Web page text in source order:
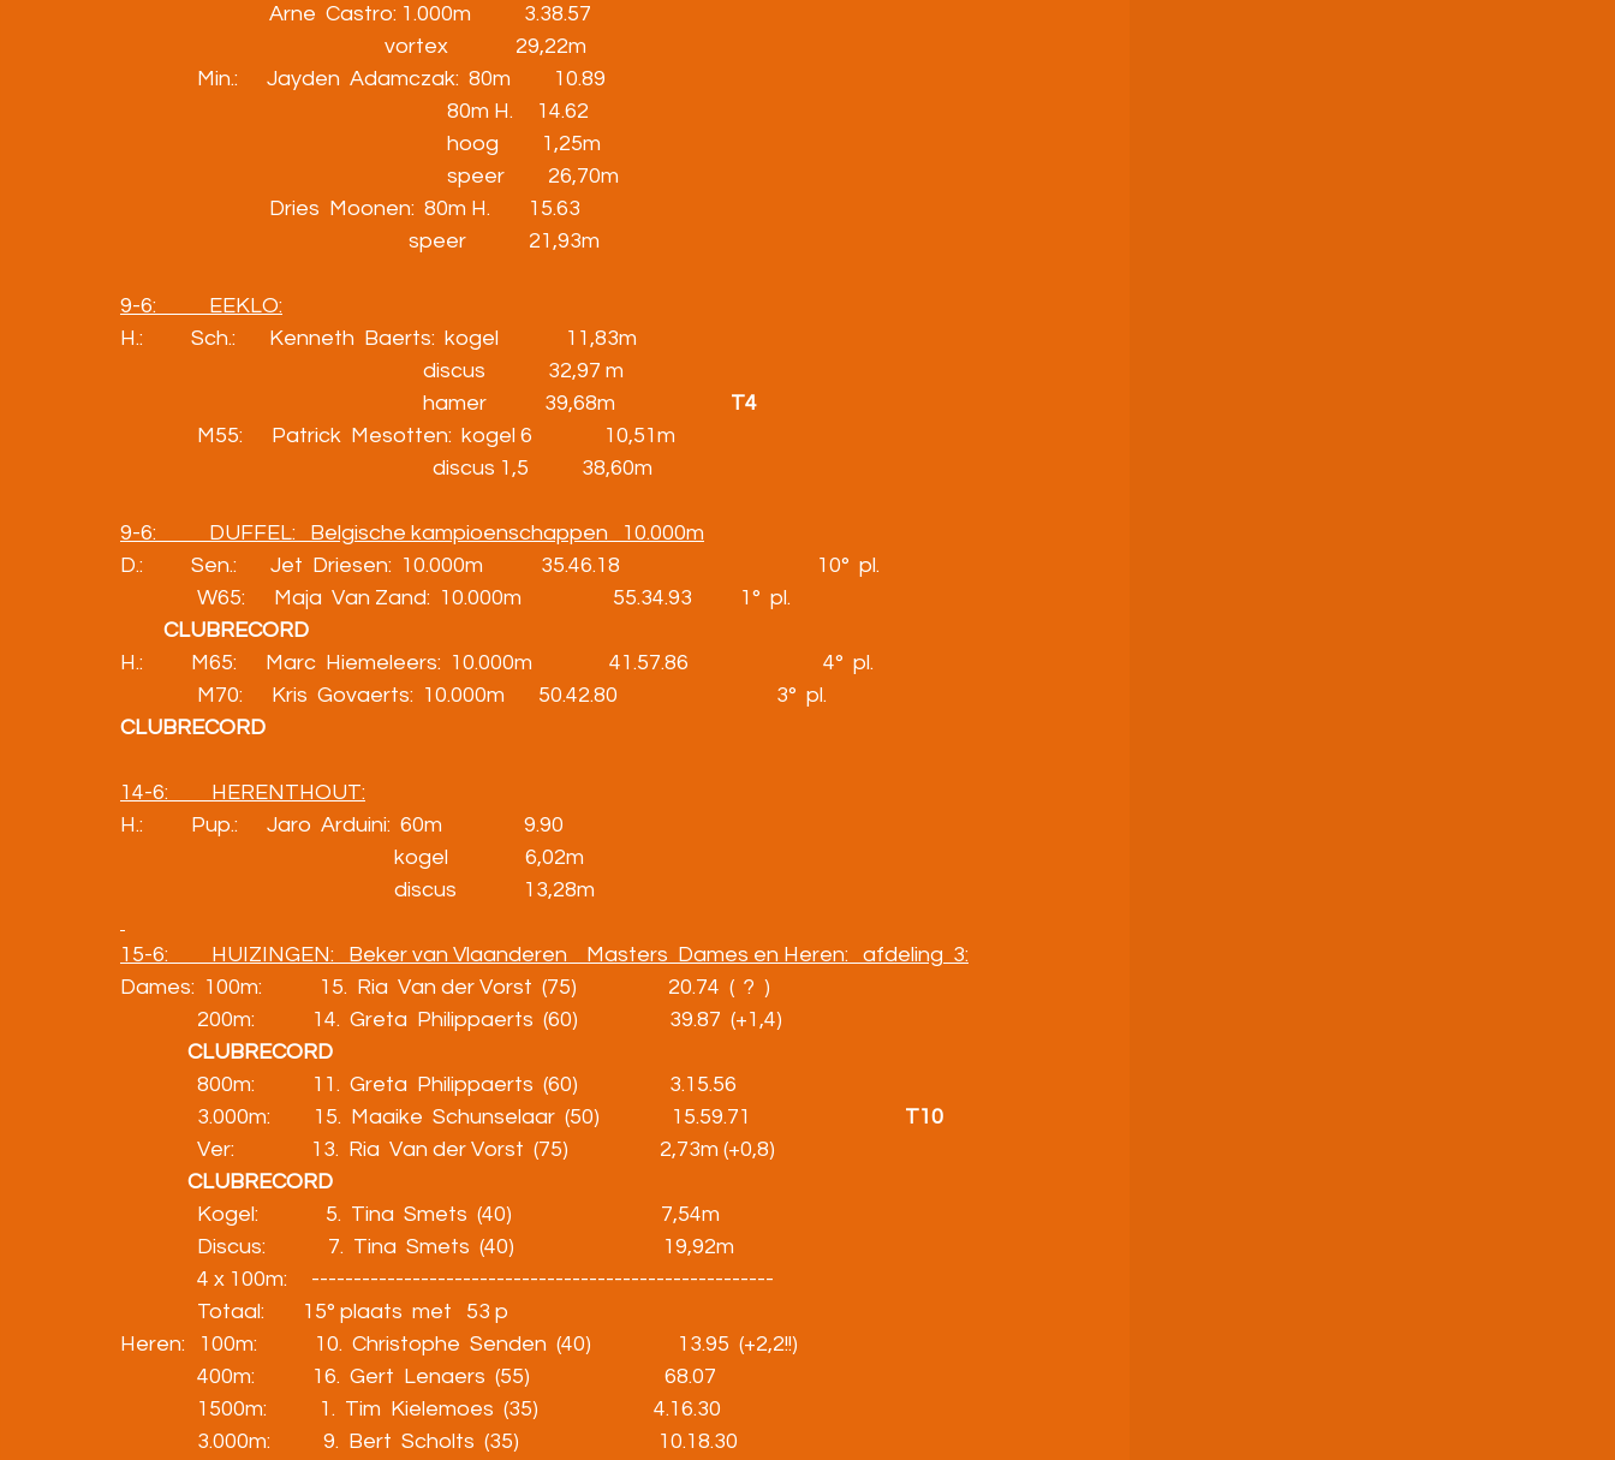
Arne  Castro: 1.000m           3.38.57
vortex              29,22m
Min.:      Jayden  Adamczak:  80m         10.89
80m H.     14.62
hoog         1,25m
speer         26,70m
Dries  Moonen:  80m H.        15.63
speer             21,93m
9-6:           EEKLO:
H.:          Sch.:       Kenneth  Baerts:  kogel              11,83m
discus             32,97 m
hamer            39,68m T4
M55:      Patrick  Mesotten:  kogel 6               10,51m
discus 1,5           38,60m
9-6:           DUFFEL:   Belgische kampioenschappen   10.000m
D.:          Sen.:       Jet  Driesen:  10.000m            35.46.18                                         10°  pl.
W65:      Maja  Van Zand:  10.000m                   55.34.93          1°  pl.
CLUBRECORD
H.:          M65:      Marc  Hiemeleers:  10.000m                41.57.86                            4°  pl.
M70:      Kris  Govaerts:  10.000m       50.42.80                                 3°  pl.
CLUBRECORD
14-6:         HERENTHOUT:
H.:          Pup.:      Jaro  Arduini:  60m                 9.90
kogel                6,02m
discus              13,28m
15-6:         HUIZINGEN:   Beker van Vlaanderen    Masters  Dames en Heren:   afdeling  3:
Dames:  100m:            15.  Ria  Van der Vorst  (75)                   20.74  (  ?  )
200m:            14.  Greta  Philippaerts  (60)                   39.87  (+1,4)
CLUBRECORD
800m:            11.  Greta  Philippaerts  (60)                   3.15.56
3.000m:         15.  Maaike  Schunselaar  (50)               15.59.71 T10
Ver:                13.  Ria  Van der Vorst  (75)                   2,73m (+0,8)
CLUBRECORD
Kogel:              5.  Tina  Smets  (40)                               7,54m
Discus:             7.  Tina  Smets  (40)                               19,92m
4 x 100m:     -------------------------------------------------------
Totaal:        15° plaats  met   53 p
Heren:   100m:            10.  Christophe  Senden  (40)                  13.95  (+2,2!!)
400m:            16.  Gert  Lenaers  (55)                            68.07
1500m:           1.  Tim  Kielemoes  (35)                        4.16.30
3.000m:           9.  Bert  Scholts  (35)                             10.18.30